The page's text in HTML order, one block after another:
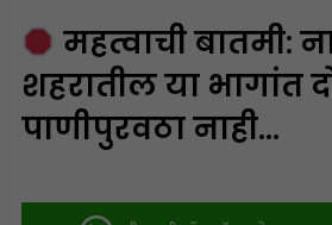
महत्वाची बातमी:
शहरातील या भागांत
पाणीपुरवठा नाही…